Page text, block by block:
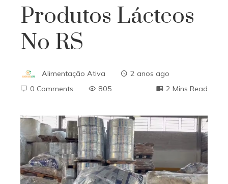
Produtos Lácteos
No RS
Alimentação Ativa
2 anos ago
0 Comments
805 2 Mins Read